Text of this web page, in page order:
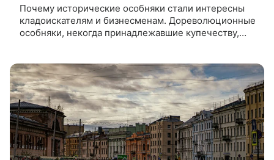
Почему исторические особняки стали интересны
кладоискателям и бизнесменам. Дореволюционные
особняки, некогда принадлежавшие купечеству,